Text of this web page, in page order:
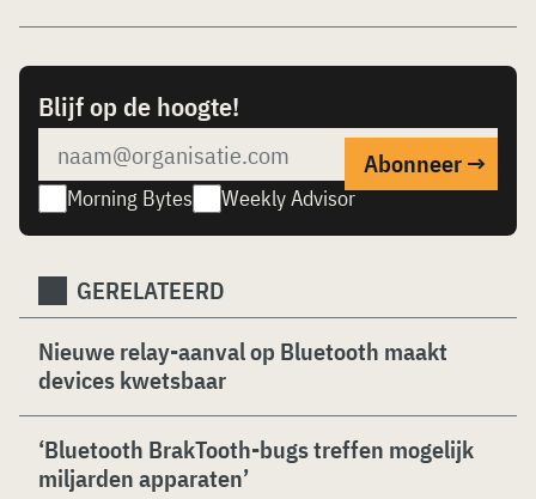
Blijf op de hoogte!
Morning Bytes Weekly Advisor
GERELATEERD
Nieuwe relay-aanval op Bluetooth maakt
devices kwetsbaar
‘Bluetooth BrakTooth-bugs treffen mogelijk
miljarden apparaten’